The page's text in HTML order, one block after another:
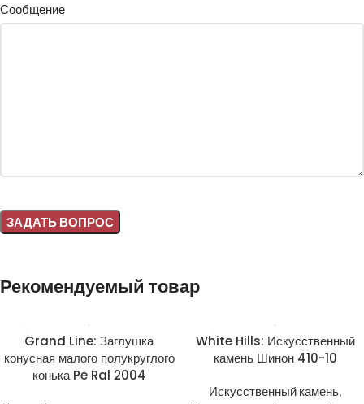
Сообщение
Рекомендуемый товар
Grand Line: Заглушка
конусная малого полукруглого
конька Pe Ral 2004
White Hills: Искусственный
камень Шинон 410-10
Искусственный камень,